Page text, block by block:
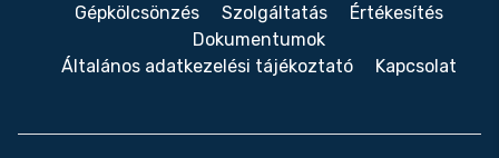
Gépkölcsönzés Szolgáltatás
Értékesítés
Dokumentumok
Általános adatkezelési tájékoztató
Kapcsolat